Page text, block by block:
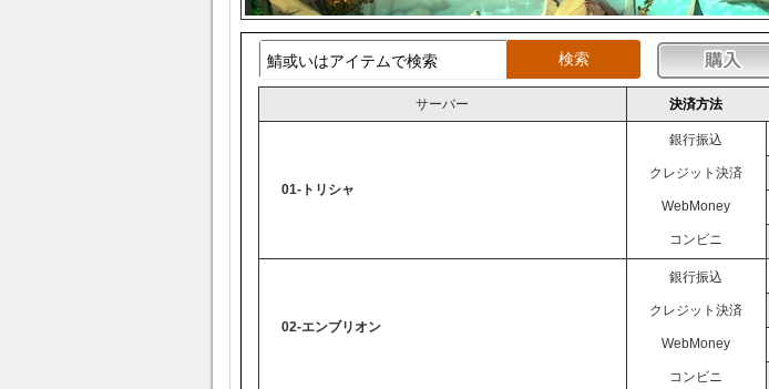
サーバー 決済方法
01-トリシャ
銀行振込
クレジット決済
WebMoney
コンビニ
02-エンブリオン
銀行振込
クレジット決済
WebMoney
コンビニ